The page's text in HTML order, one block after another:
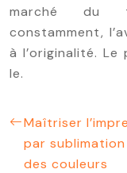
marché du
constamment,
à l’originalité.
le.
Maîtriser
par
des couleurs